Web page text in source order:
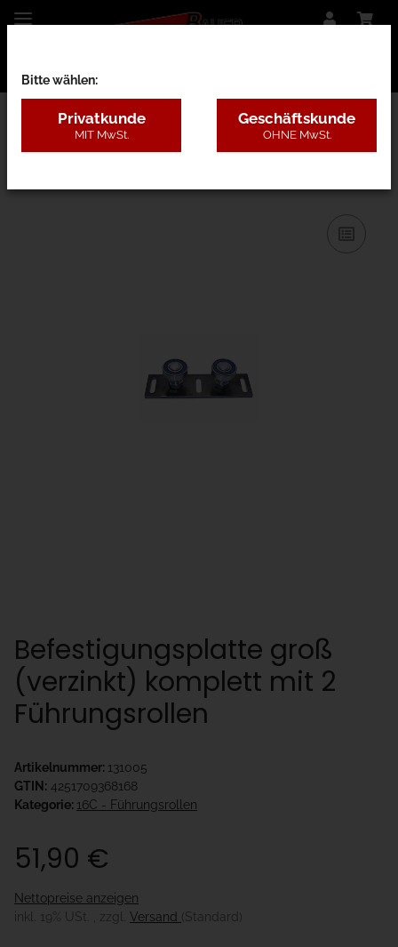
16C - Führungsrollen
Befestigungsplatte groß
(verzinkt) komplett mit 2
Führungsrollen
Artikelnummer: 131005
GTIN: 4251709368168
Kategorie: 16C - Führungsrollen
51,90 €
Nettopreise anzeigen
inkl. 19% USt. , zzgl. Versand (Standard)
Bitte wählen:
Privatkunde
MIT MwSt.
Geschäftskunde
OHNE MwSt.